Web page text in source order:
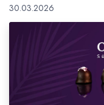
30.03.2026